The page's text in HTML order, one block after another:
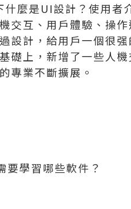
什麼是UI設計？使用
交互、用戶體驗、操
設計，給用戶一個很
礎上，新增了一些人
專業不斷擴展。
要學習哪些軟件？